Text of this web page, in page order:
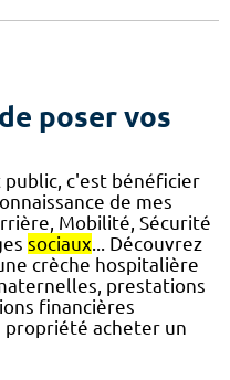
poser vos
public, c'est bénéficier
de mes
Mobilité, Sécurité
sociaux... Découvrez
crèche hospitalière
prestations
financières
propriété acheter un